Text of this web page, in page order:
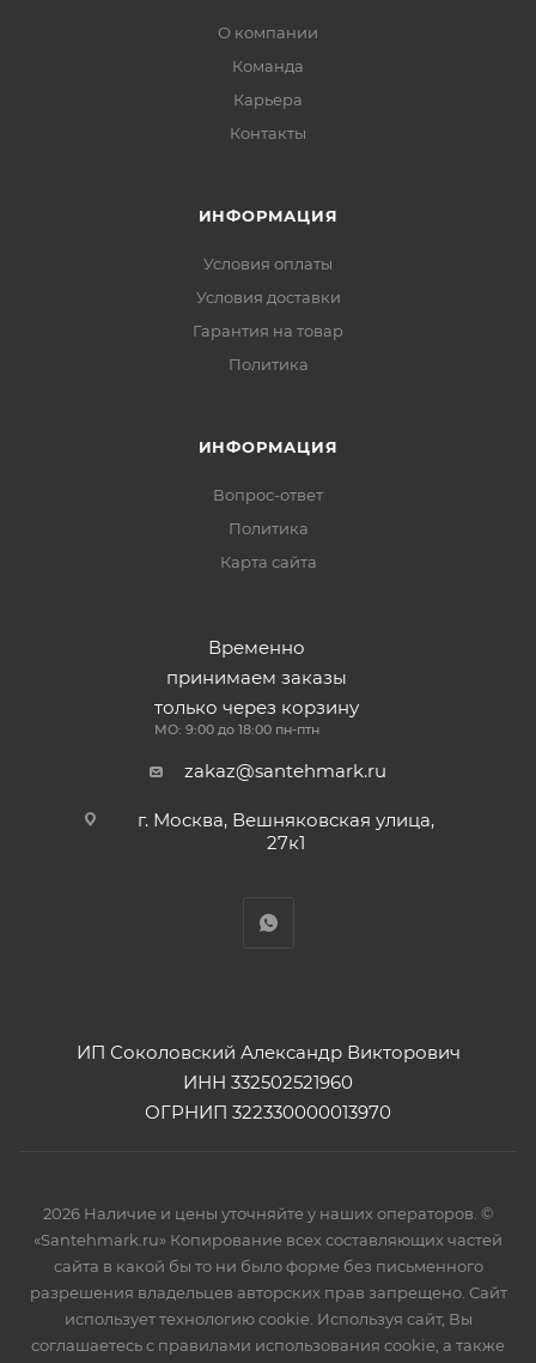
О компании
Команда
Карьера
Контакты
ИНФОРМАЦИЯ
Условия оплаты
Условия доставки
Гарантия на товар
Политика
ИНФОРМАЦИЯ
Вопрос-ответ
Политика
Карта сайта
Временно
принимаем заказы
только через корзину
МО: 9:00 до 18:00 пн-птн
zakaz@santehmark.ru
г. Москва, Вешняковская улица,
27к1
ИП Соколовский Александр Викторович
ИНН 332502521960
ОГРНИП 322330000013970
2026 Наличие и цены уточняйте у наших операторов. ©
«Santehmark.ru» Копирование всех составляющих частей
сайта в какой бы то ни было форме без письменного
разрешения владельцев авторских прав запрещено. Сайт
использует технологию cookie. Используя сайт, Вы
соглашаетесь с правилами использования cookie, а также